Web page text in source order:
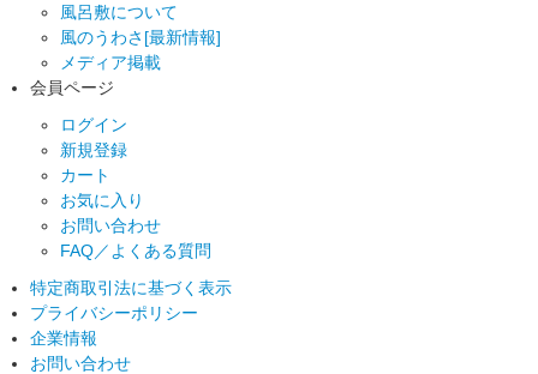
風呂敷について
風のうわさ[最新情報]
メディア掲載
会員ページ
ログイン
新規登録
カート
お気に入り
お問い合わせ
FAQ／よくある質問
特定商取引法に基づく表示
プライバシーポリシー
企業情報
お問い合わせ